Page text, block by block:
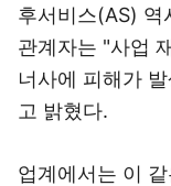
후서비스(AS) 역
관계자는 "사업
너사에 피해가
고 밝혔다.
업계에서는 이